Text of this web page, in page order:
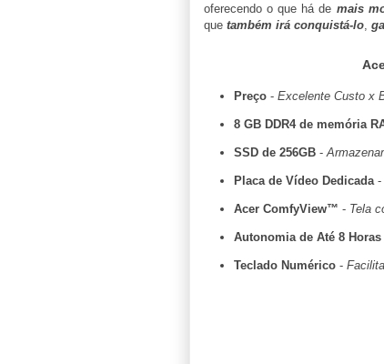
oferecendo o que há de mais
que também irá conquistá-lo,
Preço- Excelente Custo x
8 GB DDR4 de memória
SSD de 256GB-
Placa de Vídeo Dedicada-
Acer ComfyView™ - Tela
Autonomia de Até 8 Horas
Teclado Numérico-